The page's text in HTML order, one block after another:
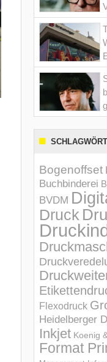
Bogenoffset
Buchbinderei
BVDM
Druck
Flexodruck
Heidelberger
Inkjet Koenig
Format